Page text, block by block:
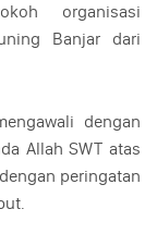
organisasi
Banjar dari
dengan
Allah SWT atas
peringatan